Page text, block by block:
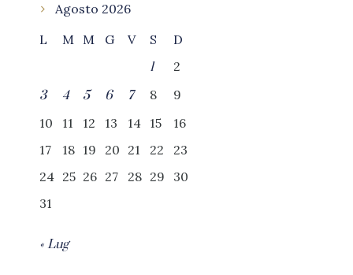
Agosto 2026
L
M M G V S
D
1
2
3
4 5 6 7 8
9
10
11 12 13 14 15
16
17
18 19 20 21 22
23
24 25 26 27 28 29
30
31
« Lug